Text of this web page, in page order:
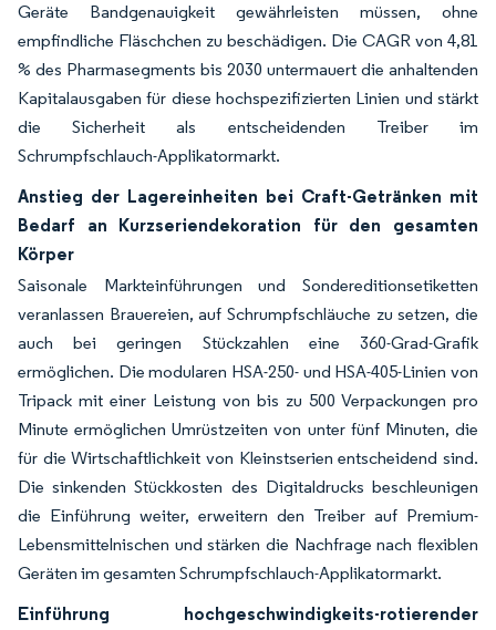
Geräte Bandgenauigkeit gewährleisten müssen, ohne
empfindliche Fläschchen zu beschädigen. Die CAGR von 4,81
% des Pharmasegments bis 2030 untermauert die anhaltenden
Kapitalausgaben für diese hochspezifizierten Linien und stärkt
die Sicherheit als entscheidenden Treiber im
Schrumpfschlauch-Applikatormarkt.
Anstieg der Lagereinheiten bei Craft-Getränken mit
Bedarf an Kurzseriendekoration für den gesamten
Körper
Saisonale Markteinführungen und Sondereditionsetiketten
veranlassen Brauereien, auf Schrumpfschläuche zu setzen, die
auch bei geringen Stückzahlen eine 360-Grad-Grafik
ermöglichen. Die modularen HSA-250- und HSA-405-Linien von
Tripack mit einer Leistung von bis zu 500 Verpackungen pro
Minute ermöglichen Umrüstzeiten von unter fünf Minuten, die
für die Wirtschaftlichkeit von Kleinstserien entscheidend sind.
Die sinkenden Stückkosten des Digitaldrucks beschleunigen
die Einführung weiter, erweitern den Treiber auf Premium-
Lebensmittelnischen und stärken die Nachfrage nach flexiblen
Geräten im gesamten Schrumpfschlauch-Applikatormarkt.
Einführung hochgeschwindigkeits-rotierender